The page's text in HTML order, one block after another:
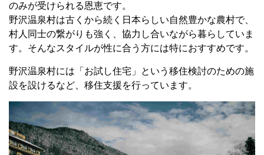
のみが受けられる恩恵です。
野沢温泉村は古くから続く日本らしい自然豊かな農村で、
村人同士の繋がりも強く、協力し合いながら暮らしていま
す。そんなスタイルが性に合う方には特におすすめです。
野沢温泉村には「お試し住宅」という移住検討のための施
設を設けるなど、移住支援を行っています。